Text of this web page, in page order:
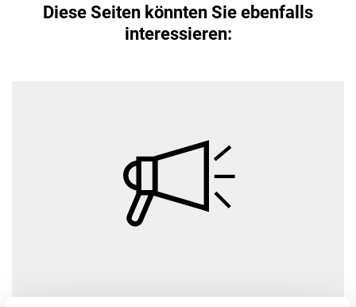
Diese Seiten könnten Sie ebenfalls
interessieren: